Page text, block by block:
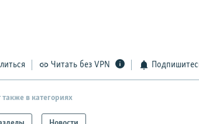
Читать без VPN
также в категориях